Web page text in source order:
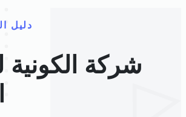
دليل
شركة الكونية